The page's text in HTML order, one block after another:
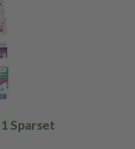
Hausapotheke Familie Exklusiv 1 Sparset